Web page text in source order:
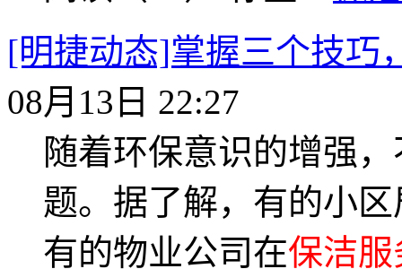
[明捷动态]掌握三个技巧
08月13日 22:27
随着环保意识的增强
题。据了解，有的小
有的物业公司在保洁服